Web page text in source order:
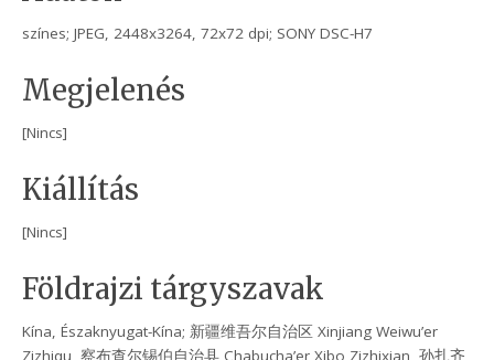
színes; JPEG, 2448x3264, 72x72 dpi; SONY DSC-H7
Megjelenés
[Nincs]
Kiállítás
[Nincs]
Földrajzi tárgyszavak
Kína, Északnyugat-Kína; 新疆维吾尔自治区 Xinjiang Weiwu’er
Zizhiqu, 察布查尔锡伯自治县 Chabucha’er Xibo Zizhixian, 孙扎齐